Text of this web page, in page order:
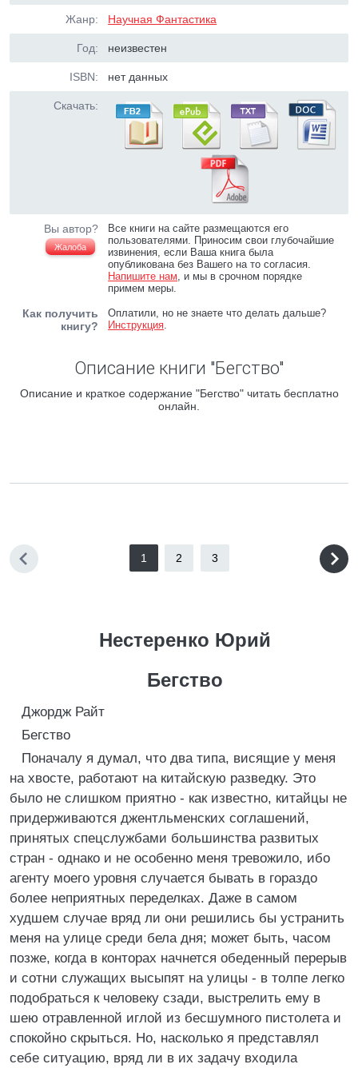
Жанр: Научная Фантастика
Год: неизвестен
ISBN: нет данных
Скачать:
Вы автор?
Жалоба
Все книги на сайте размещаются его
пользователями. Приносим свои глубочайшие
извинения, если Ваша книга была
опубликована без Вашего на то согласия.
Напишите нам, и мы в срочном порядке
примем меры.
Как получить
книгу?
Оплатили, но не знаете что делать дальше?
Инструкция.
Описание книги "Бегство"
Описание и краткое содержание "Бегство" читать бесплатно
онлайн.
1 2 3
Нестеренко Юрий
Бегство
Джордж Райт
Бегство
Поначалу я думал, что два типа, висящие у меня
на хвосте, работают на китайскую разведку. Это
было не слишком приятно - как известно, китайцы не
придерживаются джентльменских соглашений,
принятых спецслужбами большинства развитых
стран - однако и не особенно меня тревожило, ибо
агенту моего уровня случается бывать в гораздо
более неприятных переделках. Даже в самом
худшем случае вряд ли они решились бы устранить
меня на улице среди бела дня; может быть, часом
позже, когда в конторах начнется обеденный перерыв
и сотни служащих высыпят на улицы - в толпе легко
подобраться к человеку сзади, выстрелить ему в
шею отравленной иглой из бесшумного пистолета и
спокойно скрыться. Но, насколько я представлял
себе ситуацию, вряд ли в их задачу входила